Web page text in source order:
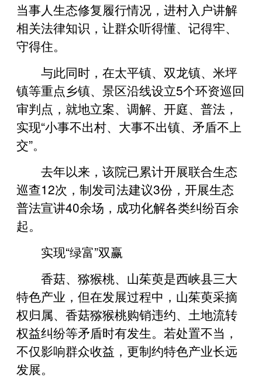
当事人生态修复履行情况，进村入户讲解
相关法律知识，让群众听得懂、记得牢、
守得住。
与此同时，在太平镇、双龙镇、米坪
镇等重点乡镇、景区沿线设立5个环资巡回
审判点，就地立案、调解、开庭、普法，
实现“小事不出村、大事不出镇、矛盾不上
交”。
去年以来，该院已累计开展联合生态
巡查12次，制发司法建议3份，开展生态
普法宣讲40余场，成功化解各类纠纷百余
起。
实现“绿富”双赢
香菇、猕猴桃、山茱萸是西峡县三大
特色产业，但在发展过程中，山茱萸采摘
权归属、香菇猕猴桃购销违约、土地流转
权益纠纷等矛盾时有发生。若处置不当，
不仅影响群众收益，更制约特色产业长远
发展。